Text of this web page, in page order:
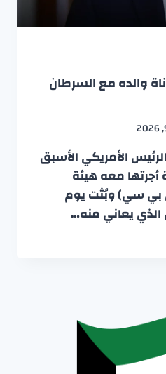
والده مع السرطان
الأمريكي الأسبق
أجرتها معه هيئة
بي سي) وبُثت يوم
الذي يعاني منه…